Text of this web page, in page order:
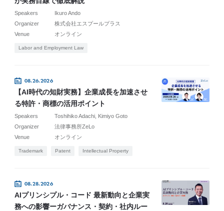
Speakers
Ikuro Ando
Organizer
株式会社エスプールプラス
Venue
オンライン
Labor and Employment Law
08.26.2026
【AI時代の知財実務】企業成長を加速させ
る特許・商標の活用ポイント
Speakers Toshihiko Adachi
Kimiyo Goto
Organizer
法律事務所ZeLo
Venue
オンライン
Trademark Patent Intellectual Property
08.28.2026
AIプリンシプル・コード 最新動向と企業実
務への影響ーガバナンス・契約・社内ルー